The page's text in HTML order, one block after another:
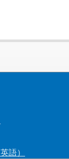
語）